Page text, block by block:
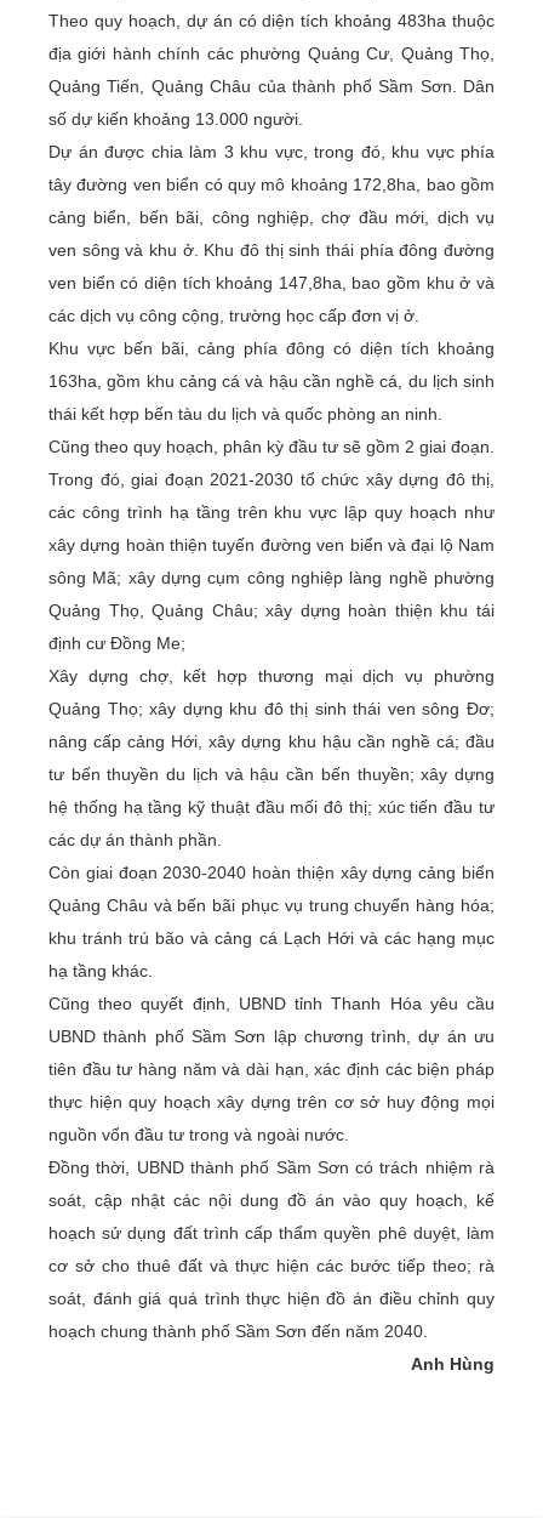
Theo quy hoạch, dự án có diện tích khoảng 483ha thuộc
địa giới hành chính các phường Quảng Cư, Quảng Thọ,
Quảng Tiến, Quảng Châu của thành phố Sầm Sơn. Dân
số dự kiến khoảng 13.000 người.
Dự án được chia làm 3 khu vực, trong đó, khu vực phía
tây đường ven biển có quy mô khoảng 172,8ha, bao gồm
cảng biển, bến bãi, công nghiệp, chợ đầu mới, dịch vụ
ven sông và khu ở. Khu đô thị sinh thái phía đông đường
ven biển có diện tích khoảng 147,8ha, bao gồm khu ở và
các dịch vụ công cộng, trường học cấp đơn vị ở.
Khu vực bến bãi, cảng phía đông có diện tích khoảng
163ha, gồm khu cảng cá và hậu cần nghề cá, du lịch sinh
thái kết hợp bến tàu du lịch và quốc phòng an ninh.
Cũng theo quy hoạch, phân kỳ đầu tư sẽ gồm 2 giai đoạn.
Trong đó, giai đoạn 2021-2030 tổ chức xây dựng đô thị,
các công trình hạ tầng trên khu vực lập quy hoạch như
xây dựng hoàn thiện tuyến đường ven biển và đại lộ Nam
sông Mã; xây dựng cụm công nghiệp làng nghề phường
Quảng Thọ, Quảng Châu; xây dựng hoàn thiện khu tái
định cư Đồng Me;
Xây dựng chợ, kết hợp thương mại dịch vụ phường
Quảng Thọ; xây dựng khu đô thị sinh thái ven sông Đơ;
nâng cấp cảng Hới, xây dựng khu hậu cần nghề cá; đầu
tư bến thuyền du lịch và hậu cần bến thuyền; xây dựng
hệ thống hạ tầng kỹ thuật đầu mối đô thị; xúc tiến đầu tư
các dự án thành phần.
Còn giai đoạn 2030-2040 hoàn thiện xây dựng cảng biển
Quảng Châu và bến bãi phục vụ trung chuyển hàng hóa;
khu tránh trú bão và cảng cá Lạch Hới và các hạng mục
hạ tầng khác.
Cũng theo quyết định, UBND tỉnh Thanh Hóa yêu cầu
UBND thành phố Sầm Sơn lập chương trình, dự án ưu
tiên đầu tư hàng năm và dài hạn, xác định các biện pháp
thực hiện quy hoạch xây dựng trên cơ sở huy động mọi
nguồn vốn đầu tư trong và ngoài nước.
Đồng thời, UBND thành phố Sầm Sơn có trách nhiệm rà
soát, cập nhật các nội dung đồ án vào quy hoạch, kế
hoạch sử dụng đất trình cấp thẩm quyền phê duyệt, làm
cơ sở cho thuê đất và thực hiện các bước tiếp theo; rà
soát, đánh giá quá trình thực hiện đồ án điều chỉnh quy
hoạch chung thành phố Sầm Sơn đến năm 2040.
Anh Hùng